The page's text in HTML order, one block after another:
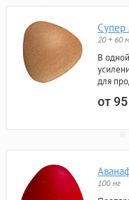
Супер
20 + 60
В
для
от
100 мг